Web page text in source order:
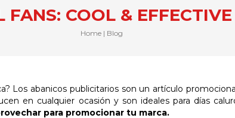
FANS: COOL &
Home| Blog
Los abanicos publicitarios son un artículo
en cualquier ocasión y son ideales para días
para promocionar tu marca.